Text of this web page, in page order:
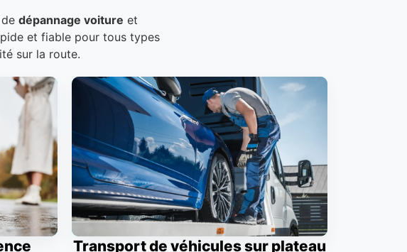
dépannage voiture et
et fiable pour tous types
sur la route.
Transport de véhicules sur plateau